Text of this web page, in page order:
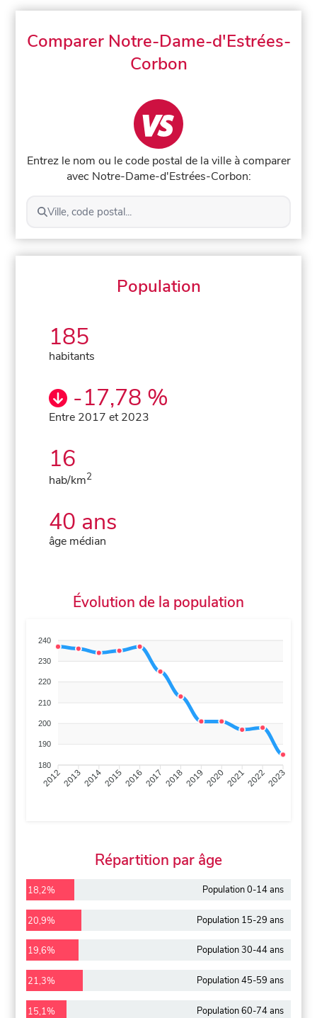
Comparer Notre-Dame-d'Estrées-
Corbon
Entrez le nom ou le code postal de la ville à comparer
avec Notre-Dame-d'Estrées-Corbon:
Ville, code postal...
Population
185
habitants
-17,78 %
Entre 2017 et 2023
16
hab/km2
40 ans
âge médian
Évolution de la population
240
230
220
210
200
190
180
201220132014201520162017 20182019 2020202120222023
Répartition par âge
18,2% Population 0-14 ans
20,9% Population 15-29 ans
19,6% Population 30-44 ans
21,3% Population 45-59 ans
15,1% Population 60-74 ans